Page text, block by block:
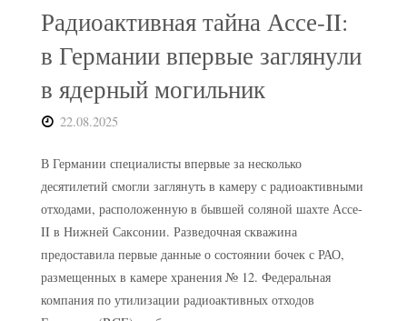
радиоактивные
Радиоактивная тайна Ассе-II:
в Германии впервые заглянули
в ядерный могильник
22.08.2025
В Германии специалисты впервые за несколько
десятилетий смогли заглянуть в камеру с радиоактивными
отходами, расположенную в бывшей соляной шахте Ассе-
II в Нижней Саксонии. Разведочная скважина
предоставила первые данные о состоянии бочек с РАО,
размещенных в камере хранения № 12. Федеральная
компания по утилизации радиоактивных отходов